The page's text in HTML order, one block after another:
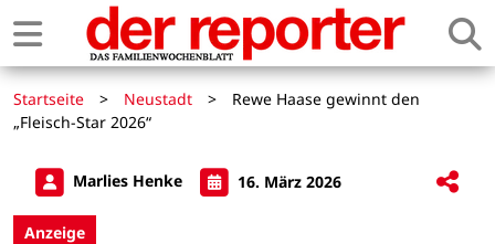
Startseite > Neustadt >
Rewe Haase gewinnt den
„Fleisch-Star 2026“
Marlies Henke 16. März 2026
Anzeige